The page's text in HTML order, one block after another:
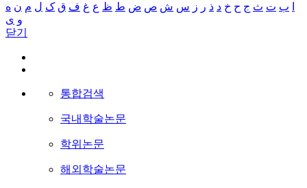
ب ت ث ج ح خ د ذ ر ز س ش ص ض ط ظ ع غ ف ق ک ل م ن ه
و ی
닫기
통합검색
국내학술논문
학위논문
해외학술논문